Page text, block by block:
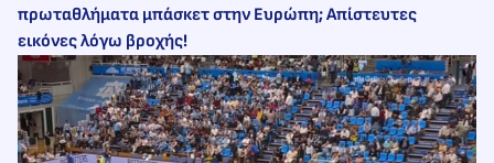
πρωταθλήματα μπάσκετ στην Ευρώπη; Απίστευτες
εικόνες λόγω βροχής!